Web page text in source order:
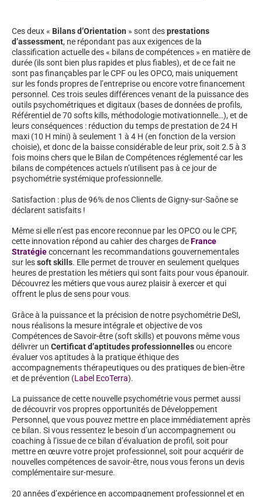
Ces deux « Bilans d’Orientation » sont desprestations
d’assessment, ne répondant pas aux exigences de la
classification actuelle des « bilans de compétences » en matière de
durée (ils sont bien plus rapides et plus fiables), et de ce fait ne
sont pas finançables par le CPF ou les OPCO, mais uniquement
sur les fonds propres de l’entreprise ou encore votre financement
personnel. Ces trois seules différences venant de la puissance des
outils psychométriques et digitaux (bases de données de profils,
Référentiel de 70 softs kills, méthodologie motivationnelle…), et de
leurs conséquences : réduction du temps de prestation de 24 H
maxi (10 H mini) à seulement 1 à 4 H (en fonction de la version
choisie), et donc de la baisse considérable de leur prix, soit 2.5 à 3
fois moins chers que le Bilan de Compétences réglementé car les
bilans de compétences actuels n’utilisent pas à ce jour de
psychométrie systémique professionnelle.
Satisfaction : plus de 96% de nos Clients de Gigny-sur-Saône se
déclarent satisfaits !
Même si elle n’est pas encore reconnue par les OPCO ou le CPF,
cette innovation répond au cahier des charges deFrance
Stratégieconcernant les recommandations gouvernementales
sur lessoft skills. Elle permet de trouver en seulement quelques
heures de prestation les métiers qui sont faits pour vous épanouir.
Découvrez les métiers que vous aurez plaisir à exercer et qui
offrent le plus de sens pour vous.
Grâce à la puissance et la précision de notre psychométrie DeSI,
nous réalisons la mesure intégrale et objective de vos
Compétences de Savoir-être (soft skills) et pouvons même vous
délivrer un Certificat d’aptitudes professionnellesou encore
évaluer vos aptitudes à la pratique éthique des
accompagnements thérapeutiques ou des pratiques de bien-être
et de prévention (Label EcoTerra).
La puissance de cette nouvelle psychométrie vous permet aussi
de découvrir vos propres opportunités de Développement
Personnel, que vous pouvez mettre en place immédiatement après
ce bilan. Si vous ressentez le besoin d’un accompagnement ou
coaching à l’issue de ce bilan d’évaluation de profil, soit pour
mettre en œuvre votre projet professionnel, soit pour acquérir de
nouvelles compétences de savoir-être, nous vous ferons un devis
complémentaire sur-mesure.
20 années d’expérience en accompagnement professionnel et en